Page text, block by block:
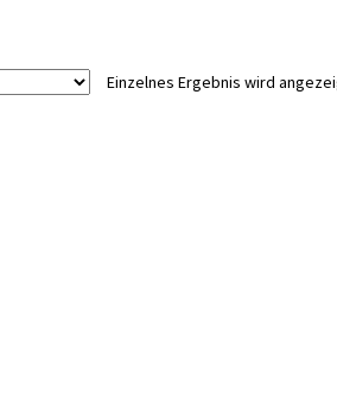
Einzelnes Ergebnis wird